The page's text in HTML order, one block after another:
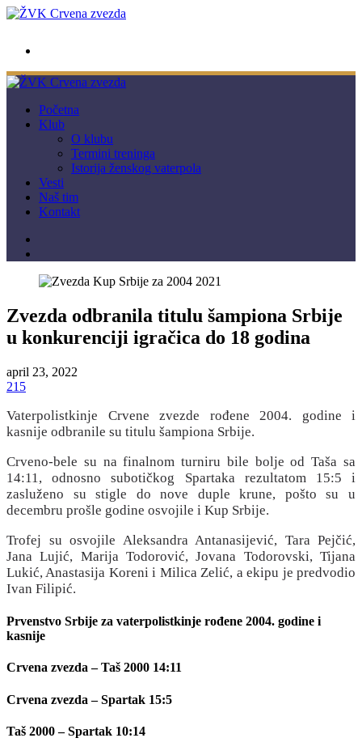
Početna
Klub
O klubu
Termini treninga
Istorija ženskog vaterpola
Vesti
Naš tim
Kontakt
Zvezda odbranila titulu šampiona Srbije
u konkurenciji igračica do 18 godina
april 23, 2022
215
Vaterpolistkinje Crvene zvezde rođene 2004. godine i
kasnije odbranile su titulu šampiona Srbije.
Crveno-bele su na finalnom turniru bile bolje od Taša sa
14:11, odnosno subotičkog Spartaka rezultatom 15:5 i
zasluženo su stigle do nove duple krune, pošto su u
decembru prošle godine osvojile i Kup Srbije.
Trofej su osvojile Aleksandra Antanasijević, Tara Pejčić,
Jana Lujić, Marija Todorović, Jovana Todorovski, Tijana
Lukić, Anastasija Koreni i Milica Zelić, a ekipu je predvodio
Ivan Filipić.
Prvenstvo Srbije za vaterpolistkinje rođene 2004. godine i
kasnije
Crvena zvezda – Taš 2000 14:11
Crvena zvezda – Spartak 15:5
Taš 2000 – Spartak 10:14